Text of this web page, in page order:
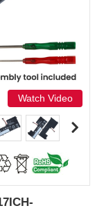
Watch Video